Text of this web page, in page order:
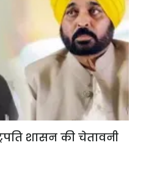
शासन की चेतावनी